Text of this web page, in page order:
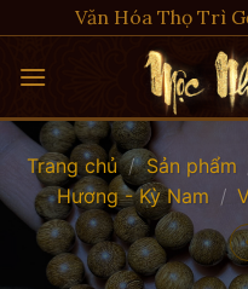
to
content
Văn Hóa Thọ Trì
Trang chủ / Sản phẩm
Hương - Kỳ Nam /